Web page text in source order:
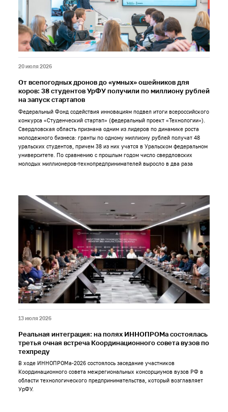
20 июля 2026
От всепогодных дронов до «умных» ошейников для
коров: 38 студентов УрФУ получили по миллиону рублей
на запуск стартапов
Федеральный Фонд содействия инновациям подвел итоги всероссийского
конкурса «Студенческий стартап» (федеральный проект «Технологии»).
Свердловская область признана одним из лидеров по динамике роста
молодежного бизнеса: гранты по одному миллиону рублей получат 48
уральских студентов, причем 38 из них учатся в Уральском федеральном
университете. По сравнению с прошлым годом число свердловских
молодых миллионеров-технопредпринимателей выросло в два раза
13 июля 2026
Реальная интеграция: на полях ИННОПРОМа состоялась
третья очная встреча Координационного совета вузов по
техпреду
В ходе ИННОПРОМа-2026 состоялось заседание участников
Координационного совета межрегиональных консорциумов вузов РФ в
области технологического предпринимательства, который возглавляет
УрФУ.